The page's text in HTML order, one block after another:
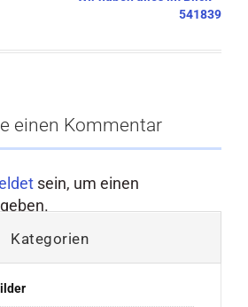
541839
einen Kommentar
sein, um einen
Kategorien